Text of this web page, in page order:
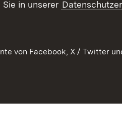
in unserer
von Facebook, X / Twitter